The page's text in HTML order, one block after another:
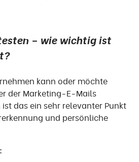
– wie wichtig ist
kann oder möchte
der Marketing-E-Mails
das ein sehr relevanter Punkt
und persönliche